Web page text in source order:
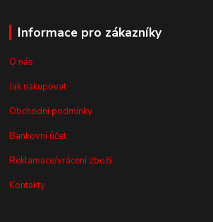
Informace pro zákazníky
O nás
Jak nakupovat
Obchodní podmínky
Bankovní účet
Reklamace/vrácení zboží
Kontakty